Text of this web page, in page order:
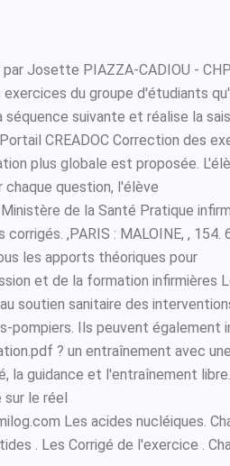
Josette PIAZZA-CADIOU -
du groupe d'étudiants
suivante et réalise la
CREADOC Correction des
plus globale est proposée.
question, l'élève
de la Santé Pratique
,PARIS : MALOINE, , 154.
les apports théoriques pour
et de la formation infirmières
soutien sanitaire des
pompiers. Ils peuvent également
? un entraînement avec
la guidance et l'entraînement
sur le réel
Les acides nucléiques.
. Les Corrigé de l'exercice .